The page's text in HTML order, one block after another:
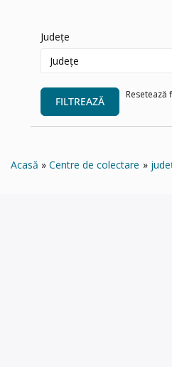
Județe
FILTREAZĂ
Resetează
Acasă Centre de colectare